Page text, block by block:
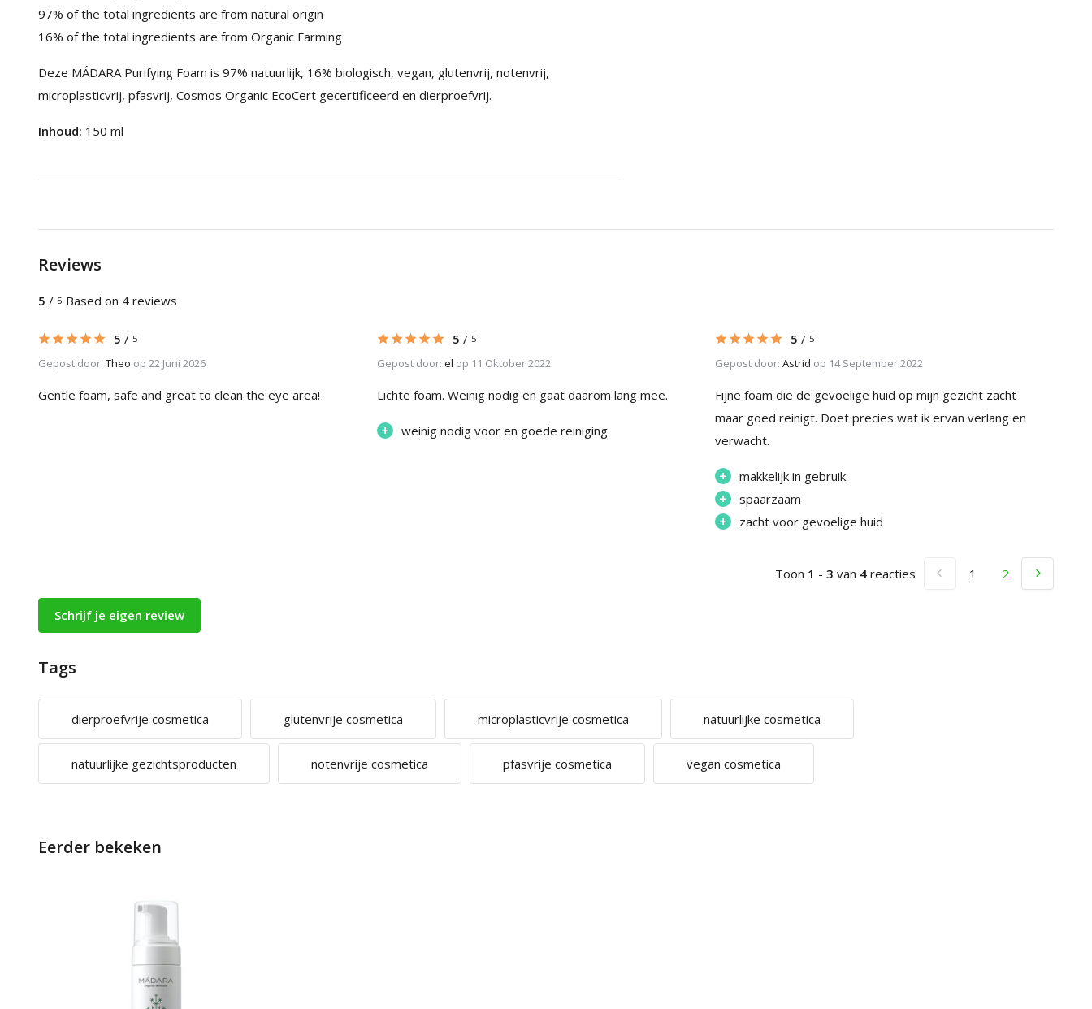
97% of the total ingredients are from natural origin
16% of the total ingredients are from Organic Farming
Deze MÁDARA Purifying Foam is 97% natuurlijk, 16% biologisch, vegan, glutenvrij, notenvrij,
microplasticvrij, pfasvrij, Cosmos Organic EcoCert gecertificeerd en dierproefvrij.
Inhoud: 150 ml
Reviews
5 / 5 Based on 4 reviews
5 / 5
Gepost door: Theo op 22 Juni 2026
Gentle foam, safe and great to clean the eye area!
5 / 5
Gepost door: el op 11 Oktober 2022
Lichte foam. Weinig nodig en gaat daarom lang mee.
+ weinig nodig voor en goede reiniging
5 / 5
Gepost door:Astrid op 14 September 2022
Fijne foam die de gevoelige huid op mijn gezicht zacht
maar goed reinigt. Doet precies wat ik ervan verlang en
verwacht.
+ makkelijk in gebruik
+ spaarzaam
+ zacht voor gevoelige huid
Toon 1 - 3 van 4 reacties 1 2
Schrijf je eigen review
Tags
dierproefvrije cosmetica glutenvrije cosmetica microplasticvrije cosmetica natuurlijke cosmetica
natuurlijke gezichtsproducten notenvrije cosmetica pfasvrije cosmetica vegan cosmetica
Eerder bekeken